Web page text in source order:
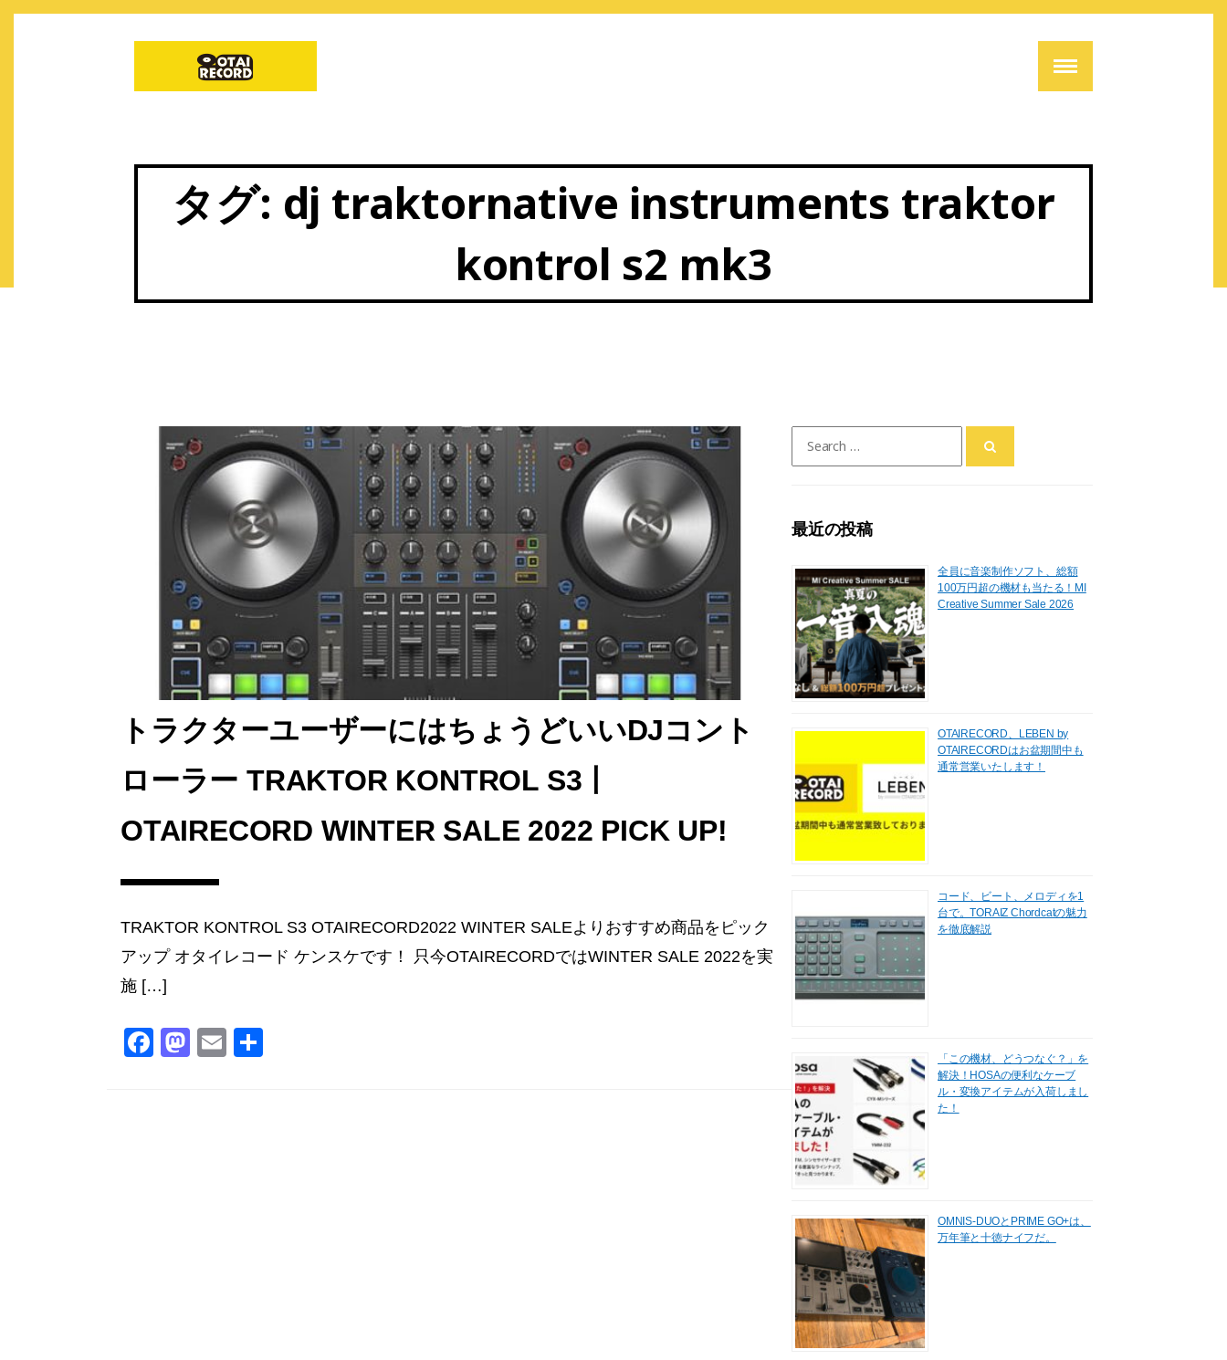
タグ: dj traktornative instruments traktor
kontrol s2 mk3
トラクターユーザーにはちょうどいいDJコント
ローラー TRAKTOR KONTROL S3丨
OTAIRECORD WINTER SALE 2022 PICK UP!
TRAKTOR KONTROL S3 OTAIRECORD2022 WINTER SALEよりおすすめ商品をピック
アップ オタイレコード ケンスケです！ 只今OTAIRECORDではWINTER SALE 2022を実
施 […]
F M E
for:
最近の投稿
全員に音楽制作ソフト、総額
100万円超の機材も当たる！MI
Creative Summer Sale 2026
OTAIRECORD、LEBEN by
OTAIRECORDはお盆期間中も
通常営業いたします！
コード、ビート、メロディを1
台で。TORAIZ Chordcatの魅力
を徹底解説
「この機材、どうつなぐ？」を
解決！HOSAの便利なケーブ
ル・変換アイテムが入荷しまし
た！
OMNIS-DUOとPRIME GO+は、
万年筆と十徳ナイフだ。